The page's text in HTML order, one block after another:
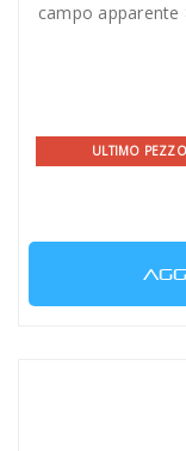
campo apparente
ULTIMO PEZZO